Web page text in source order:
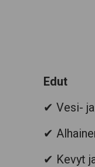
Edut
✔ Vesi-
✔
✔ Kevyt